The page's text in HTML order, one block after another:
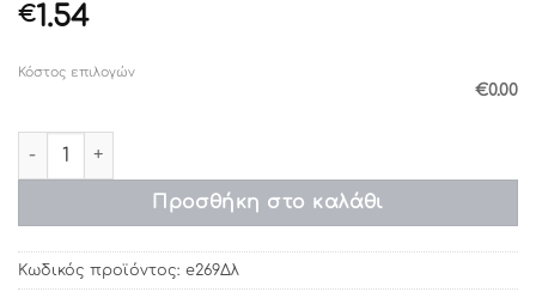
€1.54
Κόστος επιλογών
€0.00
Προσκλητήρια γάμου e269Δλ (22χ10) ποσότητα
Προσθήκη στο καλάθι
Κωδικός προϊόντος: e269Δλ